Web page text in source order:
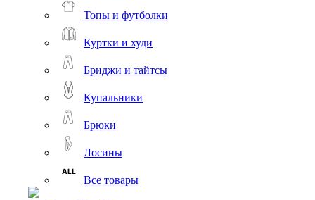
Топы и футболки
Куртки и худи
Бриджи и тайтсы
Купальники
Брюки
Лосины
Все товары